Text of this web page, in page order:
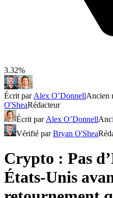
3.32%
Écrit par Alex O’DonnellAncien
O'SheaRédacteur
Écrit par Alex O’Donnell
Vérifié parBryan O'Shea
Crypto : Pas
États-Unis